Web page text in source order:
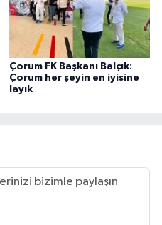
Çorum FK Başkanı Balçık:
Çorum her şeyin en iyisine
layık